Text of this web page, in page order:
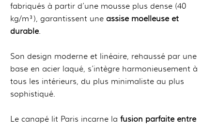
fabriqués à partir d’une mousse plus dense (40
kg/m³), garantissent une assise moelleuse et
durable.
Son design moderne et linéaire, rehaussé par une
base en acier laqué, s’intègre harmonieusement à
tous les intérieurs, du plus minimaliste au plus
sophistiqué.
Le canapé lit Paris incarne la fusion parfaite entre